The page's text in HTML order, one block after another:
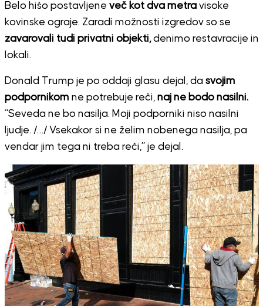
Belo hišo postavljene več kot dva metravisoke
kovinske ograje. Zaradi možnosti izgredov so se
zavarovali tudi privatni objekti,denimo restavracije in
lokali.
Donald Trump je po oddaji glasu dejal, da svojim
podpornikom ne potrebuje reči, naj ne bodo nasilni.
“Seveda ne bo nasilja. Moji podporniki niso nasilni
ljudje. /…/ Vsekakor si ne želim nobenega nasilja, pa
vendar jim tega ni treba reči,” je dejal.